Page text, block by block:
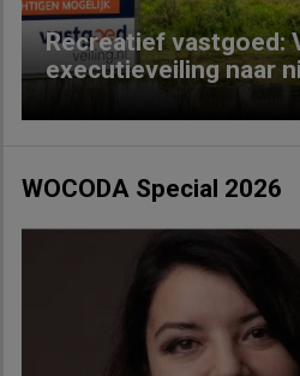
Recreatief vastgoed:
executieveiling naar
WOCODA Special 2026